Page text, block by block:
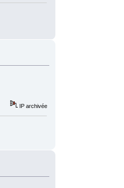
IP archivée